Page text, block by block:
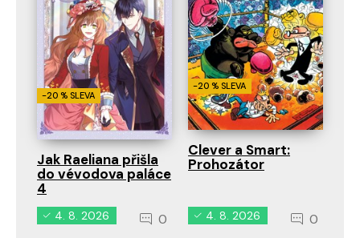
-20 % SLEVA
Jak Raeliana přišla
do vévodova paláce
4
4. 8. 2026 0
-20 % SLEVA
Clever a Smart:
Prohozátor
4. 8. 2026 0